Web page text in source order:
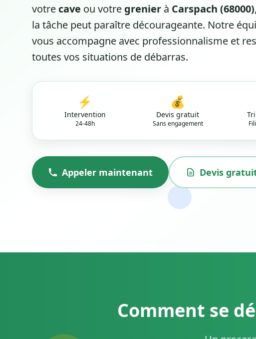
votre cave ou votre grenier à Carspach (68000)
la tâche peut paraître décourageante. Notre
vous accompagne avec professionnalisme et
toutes vos situations de débarras.
⚡
Intervention
24-48h
💰
Devis gratuit
Sans engagement
Appeler maintenant Devis
Comment se